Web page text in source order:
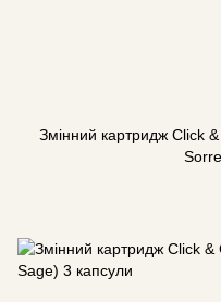
Змінний картридж Click